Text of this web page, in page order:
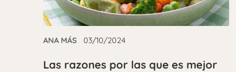
ANA MÁS 03/10/2024
Las razones por las que es mejor